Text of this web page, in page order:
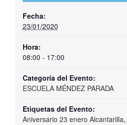
Fecha:
23/01/2020
Hora:
08:00 - 17:00
Categoría del Evento:
ESCUELA MÉNDEZ PARADA
Etiquetas del Evento:
Aniversario 23 enero Alcantarilla,